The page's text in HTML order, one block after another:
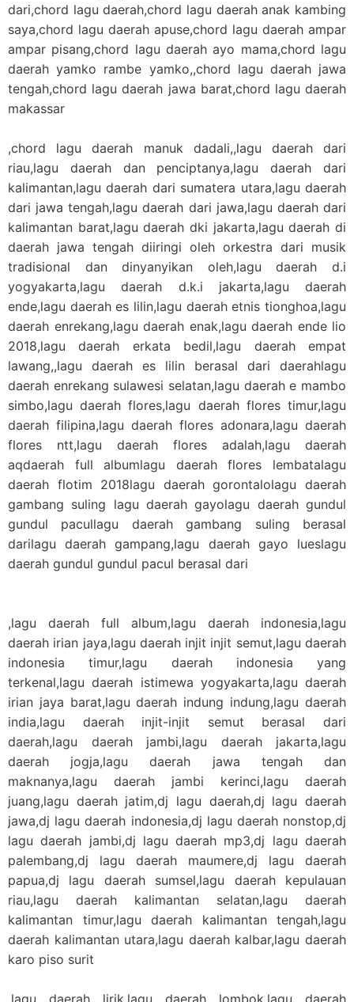
dari,chord lagu daerah,chord lagu daerah anak kambing
saya,chord lagu daerah apuse,chord lagu daerah ampar
ampar pisang,chord lagu daerah ayo mama,chord lagu
daerah yamko rambe yamko,,chord lagu daerah jawa
tengah,chord lagu daerah jawa barat,chord lagu daerah
makassar
,chord lagu daerah manuk dadali,,lagu daerah dari
riau,lagu daerah dan penciptanya,lagu daerah dari
kalimantan,lagu daerah dari sumatera utara,lagu daerah
dari jawa tengah,lagu daerah dari jawa,lagu daerah dari
kalimantan barat,lagu daerah dki jakarta,lagu daerah di
daerah jawa tengah diiringi oleh orkestra dari musik
tradisional dan dinyanyikan oleh,lagu daerah d.i
yogyakarta,lagu daerah d.k.i jakarta,lagu daerah
ende,lagu daerah es lilin,lagu daerah etnis tionghoa,lagu
daerah enrekang,lagu daerah enak,lagu daerah ende lio
2018,lagu daerah erkata bedil,lagu daerah empat
lawang,,lagu daerah es lilin berasal dari daerahlagu
daerah enrekang sulawesi selatan,lagu daerah e mambo
simbo,lagu daerah flores,lagu daerah flores timur,lagu
daerah filipina,lagu daerah flores adonara,lagu daerah
flores ntt,lagu daerah flores adalah,lagu daerah
aqdaerah full albumlagu daerah flores lembatalagu
daerah flotim 2018lagu daerah gorontalolagu daerah
gambang suling lagu daerah gayolagu daerah gundul
gundul pacullagu daerah gambang suling berasal
darilagu daerah gampang,lagu daerah gayo lueslagu
daerah gundul gundul pacul berasal dari
,lagu daerah full album,lagu daerah indonesia,lagu
daerah irian jaya,lagu daerah injit injit semut,lagu daerah
indonesia timur,lagu daerah indonesia yang
terkenal,lagu daerah istimewa yogyakarta,lagu daerah
irian jaya barat,lagu daerah indung indung,lagu daerah
india,lagu daerah injit-injit semut berasal dari
daerah,lagu daerah jambi,lagu daerah jakarta,lagu
daerah jogja,lagu daerah jawa tengah dan
maknanya,lagu daerah jambi kerinci,lagu daerah
juang,lagu daerah jatim,dj lagu daerah,dj lagu daerah
jawa,dj lagu daerah indonesia,dj lagu daerah nonstop,dj
lagu daerah jambi,dj lagu daerah mp3,dj lagu daerah
palembang,dj lagu daerah maumere,dj lagu daerah
papua,dj lagu daerah sumsel,lagu daerah kepulauan
riau,lagu daerah kalimantan selatan,lagu daerah
kalimantan timur,lagu daerah kalimantan tengah,lagu
daerah kalimantan utara,lagu daerah kalbar,lagu daerah
karo piso surit
,lagu daerah lirik,lagu daerah lombok,lagu daerah